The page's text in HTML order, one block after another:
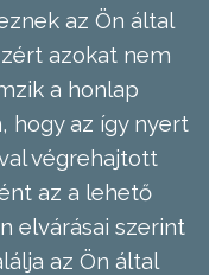
az Ön által
azokat nem
a honlap
hogy az így nyert
végrehajtott
az a lehető
elvárásai szerint
az Ön által